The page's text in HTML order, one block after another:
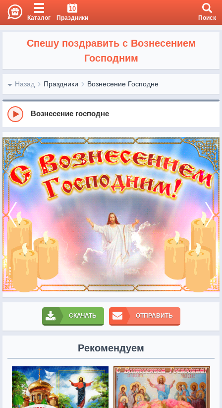
Каталог
10
Праздники Поиск
Спешу поздравить с Вознесением
Господним
Назад Праздники Вознесение Господне
Вознесение господне
СКАЧАТЬ ОТПРАВИТЬ
Рекомендуем